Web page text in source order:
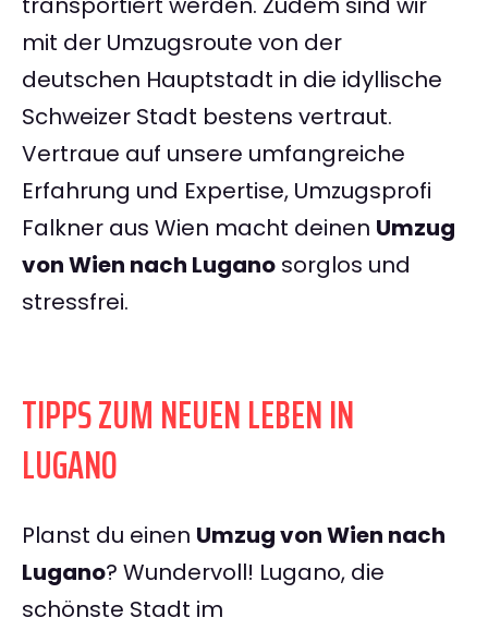
mit der Umzugsroute von der
deutschen Hauptstadt in die idyllische
Schweizer Stadt bestens vertraut.
Vertraue auf unsere umfangreiche
Erfahrung und Expertise, Umzugsprofi
Falkner aus Wien macht deinen Umzug
von Wien nach Lugano sorglos und
stressfrei.
TIPPS ZUM NEUEN LEBEN IN
LUGANO
Planst du einen Umzug von Wien nach
Lugano? Wundervoll! Lugano, die
schönste Stadt im